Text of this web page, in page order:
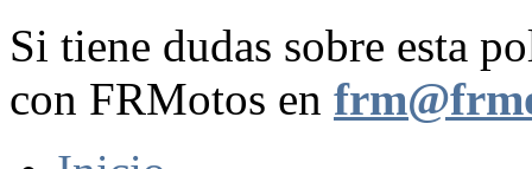
Si tiene dudas sobre esta
con FRMotos en